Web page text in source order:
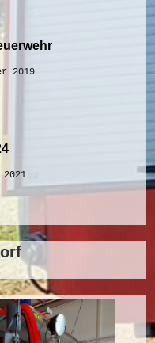
2019